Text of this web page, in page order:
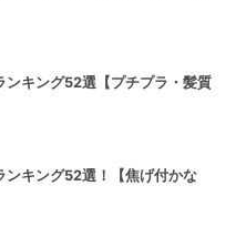
ンキング52選【プチプラ・髪質
ンキング52選！【焦げ付かな